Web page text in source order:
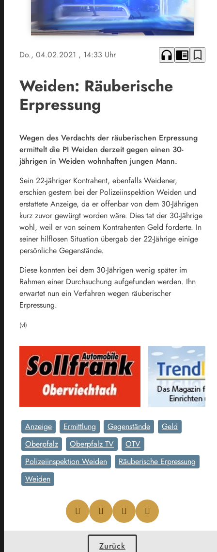
Do., 04.02.2021 , 14:33 Uhr headphones chrome_reader_mode bookmark_border
Weiden: Räuberische
Erpressung
Wegen des Verdachts der räuberischen Erpressung
ermittelt die PI Weiden derzeit gegen einen 30-
jährigen in Weiden wohnhaften jungen Mann.
Sein 22-jähriger Kontrahent, ebenfalls Weidener,
erschien gestern bei der Polizeiinspektion Weiden und
erstattete Anzeige, da er offenbar von dem 30-Jährigen
kurz zuvor gewürgt worden wäre. Dies tat der 30-Jährige
wohl, weil er von seinem Kontrahenten Geld forderte. In
seiner hilflosen Situation übergab der 22-Jährige einige
persönliche Gegenstände.
Diese konnten bei dem 30-Jährigen wenig später im
Rahmen einer Durchsuchung aufgefunden werden. Ihn
erwartet nun ein Verfahren wegen räuberischer
Erpressung.
(vl)
Anzeige Ermittlung Gegenstände
Geld
Oberpfalz
Oberpfalz TV
OTV
Polizeiinspektion Weiden
Räuberische Erpressung
Weiden
Zurück